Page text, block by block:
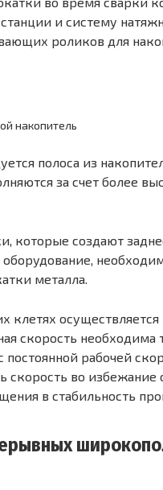
и систему
роликов для
накопитель
полоса из
за счет более
которые создают
металла.
клетях
скорость необходима
постоянной рабочей
скорость во избежание
в стабильность